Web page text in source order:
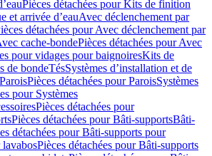
Pièces détachées pour Kits de finition
et arrivée d’eauAvec déclenchement par
détachées pour Avec déclenchement par
cache-bondePièces détachées pour Avec
pour vidages pour baignoiresKits de
de bondeTésSystèmes d’installation et de
ParoisPièces détachées pour ParoisSystèmes
pour Systèmes
Pièces détachées pour
Pièces détachées pour Bâti-supportsBâti-
détachées pour Bâti-supports pour
Pièces détachées pour Bâti-supports